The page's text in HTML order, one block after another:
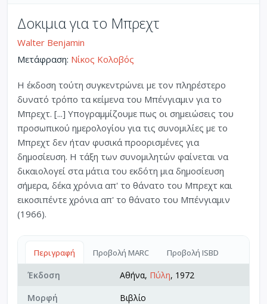
Δοκιμια για το Μπρεχτ
Walter Benjamin
Μετάφραση: Νίκος Κολοβός
Η έκδοση τούτη συγκεντρώνει με τον πληρέστερο
δυνατό τρόπο τα κείμενα του Μπένγιαμιν για το
Μπρεχτ. [...] Υπογραμμίζουμε πως οι σημειώσεις του
προσωπικού ημερολογίου για τις συνομιλίες με το
Μπρεχτ δεν ήταν φυσικά προορισμένες για
δημοσίευση. Η τάξη των συνομιλητών φαίνεται να
δικαιολογεί στα μάτια του εκδότη μια δημοσίευση
σήμερα, δέκα χρόνια απ' το θάνατο του Μπρεχτ και
εικοσιπέντε χρόνια απ' το θάνατο του Μπένγιαμιν
(1966).
Περιγραφή Προβολή MARC Προβολή ISBD
Έκδοση Αθήνα, Πύλη, 1972
Μορφή
Βιβλίο